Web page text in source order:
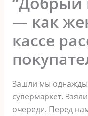
— как
кассе
Зашли мы
супермаркет.
очереди. Перед